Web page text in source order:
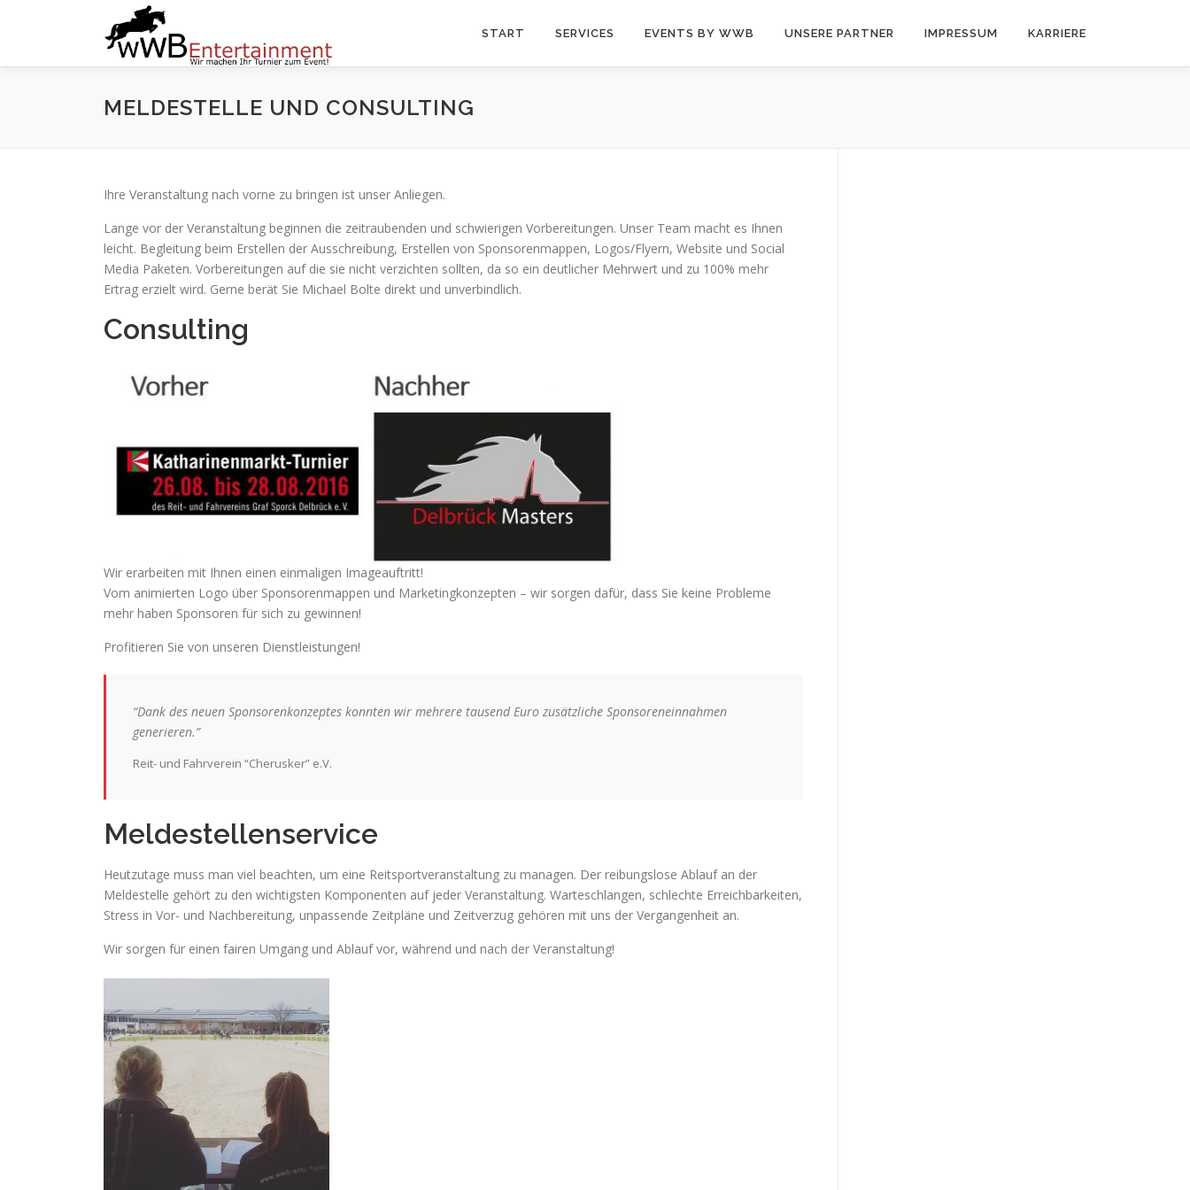
START SERVICES EVENTS BY WWB UNSERE PARTNER IMPRESSUM KARRIERE
MELDESTELLE UND CONSULTING
Ihre Veranstaltung nach vorne zu bringen ist unser Anliegen.
Lange vor der Veranstaltung beginnen die zeitraubenden und schwierigen Vorbereitungen. Unser Team macht es Ihnen
leicht. Begleitung beim Erstellen der Ausschreibung, Erstellen von Sponsorenmappen, Logos/Flyern, Website und Social
Media Paketen. Vorbereitungen auf die sie nicht verzichten sollten, da so ein deutlicher Mehrwert und zu 100% mehr
Ertrag erzielt wird. Gerne berät Sie Michael Bolte direkt und unverbindlich.
Consulting
Wir erarbeiten mit Ihnen einen einmaligen Imageauftritt!
Vom animierten Logo über Sponsorenmappen und Marketingkonzepten – wir sorgen dafür, dass Sie keine Probleme
mehr haben Sponsoren für sich zu gewinnen!
Profitieren Sie von unseren Dienstleistungen!
“Dank des neuen Sponsorenkonzeptes konnten wir mehrere tausend Euro zusätzliche Sponsoreneinnahmen
generieren.”
Reit- und Fahrverein “Cherusker” e.V.
Meldestellenservice
Heutzutage muss man viel beachten, um eine Reitsportveranstaltung zu managen. Der reibungslose Ablauf an der
Meldestelle gehört zu den wichtigsten Komponenten auf jeder Veranstaltung. Warteschlangen, schlechte Erreichbarkeiten,
Stress in Vor- und Nachbereitung, unpassende Zeitpläne und Zeitverzug gehören mit uns der Vergangenheit an.
Wir sorgen für einen fairen Umgang und Ablauf vor, während und nach der Veranstaltung!